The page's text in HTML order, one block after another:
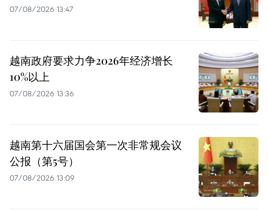
07/08/2026 13:47
越南政府要求力争2026年经济增长
10%以上
07/08/2026 13:36
越南第十六届国会第一次非常规会议
公报（第5号）
07/08/2026 13:09